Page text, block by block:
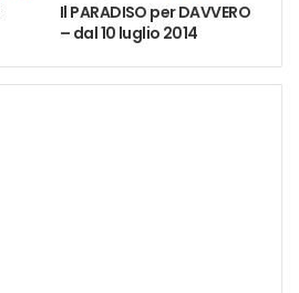
Il PARADISO per DAVVERO
– dal 10 luglio 2014